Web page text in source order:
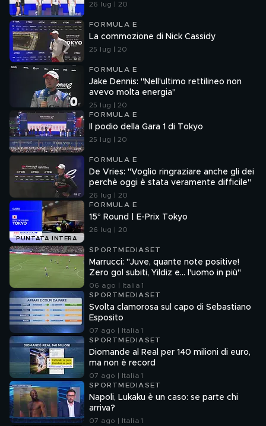
26 lug | 20
FORMULA E
La commozione di Nick Cassidy
25 lug | 20
FORMULA E
Jake Dennis: "Nell'ultimo rettilineo non
avevo molta energia"
25 lug | 20
FORMULA E
Il podio della Gara 1 di Tokyo
25 lug | 20
FORMULA E
De Vries: "Voglio ringraziare anche gli dei
perchè oggi è stata veramente difficile"
26 lug | 20
PUNTATA INTERA
FORMULA E
15° Round | E-Prix Tokyo
26 lug | 20
SPORTMEDIASET
Marrucci: "Juve, quante note positive!
Zero gol subiti, Yildiz e... l'uomo in più"
06 ago | Italia 1
SPORTMEDIASET
Svolta clamorosa sul capo di Sebastiano
Esposito
07 ago | Italia 1
SPORTMEDIASET
Diomande al Real per 140 milioni di euro,
ma non è record
07 ago | Italia 1
SPORTMEDIASET
Napoli, Lukaku è un caso: se parte chi
arriva?
07 ago | Italia 1